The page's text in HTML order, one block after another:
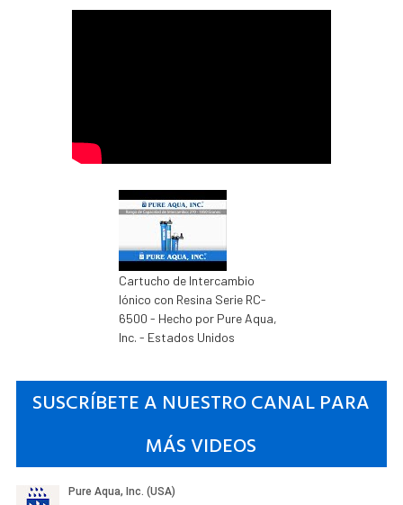
Cartucho de Intercambio
Iónico con Resina Serie RC-
6500 - Hecho por Pure Aqua,
Inc. - Estados Unidos
SUSCRÍBETE A NUESTRO CANAL PARA
MÁS VIDEOS